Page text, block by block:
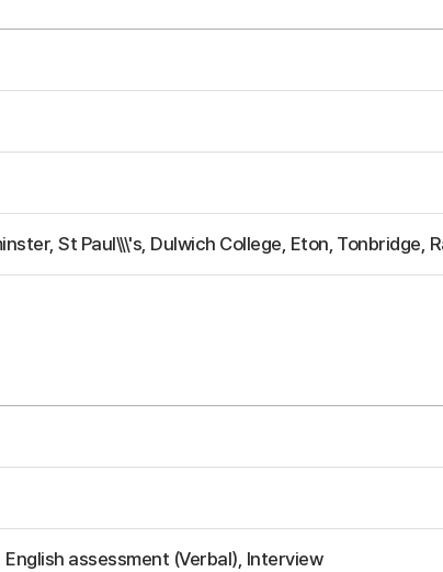
St Paul\\\'s, Dulwich College, Eton, Tonbridge,
English assessment (Verbal), Interview